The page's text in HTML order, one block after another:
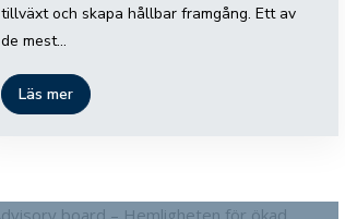
tillväxt och skapa hållbar framgång. Ett av
de mest...
Läs mer